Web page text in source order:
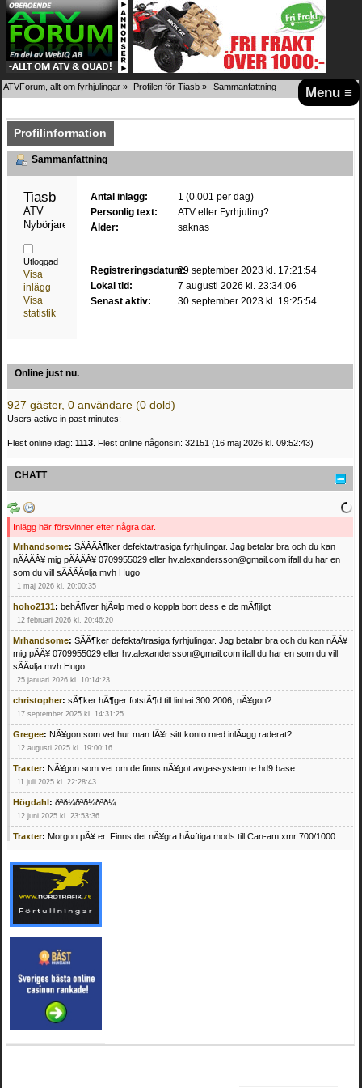
Menu ≡
ATVForum, allt om fyrhjulingar » Profilen för Tiasb » Sammanfattning
Profilinformation
Sammanfattning
Tiasb
ATV
Nybörjare
Utloggad
Visa
inlägg
Visa
statistik
Antal inlägg:
1 (0.001 per dag)
Personlig text:
ATV eller Fyrhjuling?
Ålder:
saknas
Registreringsdatum:29 september 2023 kl. 17:21:54
Lokal tid:
7 augusti 2026 kl. 23:34:06
Senast aktiv:
30 september 2023 kl. 19:25:54
Online just nu.
927 gäster, 0 användare (0 dold)
Users active in past minutes:
Flest online idag: 1113 . Flest online någonsin: 32151 (16 maj 2026 kl. 09:52:43)
CHATT
Inlägg här försvinner efter några dar.
Mrhandsome: SÃÂÃÂ¶ker defekta/trasiga fyrhjulingar. Jag betalar bra och du kan
nÃÂÃÂ¥ mig pÃÂÃÂ¥ 0709955029 eller hv.alexandersson@gmail.com ifall du har en
som du vill sÃÂÃÂ¤lja mvh Hugo
1 maj 2026 kl. 20:00:35
hoho2131: behÃ¶ver hjÃ¤lp med o koppla bort dess e de mÃ¶jligt
12 februari 2026 kl. 20:46:20
Mrhandsome: SÃÂ¶ker defekta/trasiga fyrhjulingar. Jag betalar bra och du kan nÃÂ¥
mig pÃÂ¥ 0709955029 eller hv.alexandersson@gmail.com ifall du har en som du vill
sÃÂ¤lja mvh Hugo
25 januari 2026 kl. 10:14:23
christopher: sÃ¶ker hÃ¶ger fotstÃ¶d till linhai 300 2006, nÃ¥gon?
17 september 2025 kl. 14:31:25
Gregee: NÃ¥gon som vet hur man fÃ¥r sitt konto med inlÃ¤gg raderat?
12 augusti 2025 kl. 19:00:16
Traxter: NÃ¥gon som vet om de finns nÃ¥got avgassystem te hd9 base
11 juli 2025 kl. 22:28:43
Högdahl: ðªð¼ðªð¼ðªð¼
12 juni 2025 kl. 23:53:36
Traxter: Morgon pÃ¥ er. Finns det nÃ¥gra hÃ¤ftiga mods till Can-am xmr 700/1000
Mrhandsome:SÃ¶ker defekta/trasiga fyrhjulingar. Jag betalar bra och du kan nÃ¥ mig
pÃ¥ 0709955029 eller hv.alexandersson@gmail.com ifall du har en som du vill sÃ¤lja
mvh Hugo
21 februari 2025 kl. 09:25:52
Oscar5:NÃ¥gon som vet vad man kan begÃ¤ra fÃ¶r en Honda TRX 350 FE 2005
4 februari 2025 kl. 19:20:50
Oscar5:44
4 februari 2025 kl. 19:15:36
Greger59:NÃ¤gon som vet har en Cetek 500 EFI
15 januari 2025 kl. 23:49:44
Mrhandsome:SÃÂ¶ker defekta/trasiga fyrhjulingar. Jag betalar bra och du kan nÃÂ¥